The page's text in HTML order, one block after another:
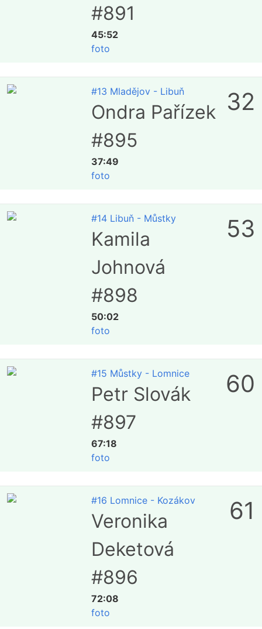
#891
45:52
foto
#13 Mladějov - Libuň
Ondra Pařízek
#895
37:49
foto
32
#14 Libuň - Můstky
Kamila
Johnová
#898
50:02
foto
53
#15 Můstky - Lomnice
Petr Slovák
#897
67:18
foto
60
#16 Lomnice - Kozákov
Veronika
Deketová
#896
72:08
foto
61